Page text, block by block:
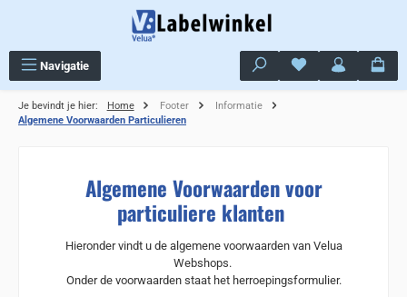
Navigatie Je hebt 0 items op
Je bevindt je hier: Home Footer
Informatie
Algemene Voorwaarden Particulieren
Algemene Voorwaarden voor
particuliere klanten
Hieronder vindt u de algemene voorwaarden van Velua
Webshops.
Onder de voorwaarden staat het herroepingsformulier.